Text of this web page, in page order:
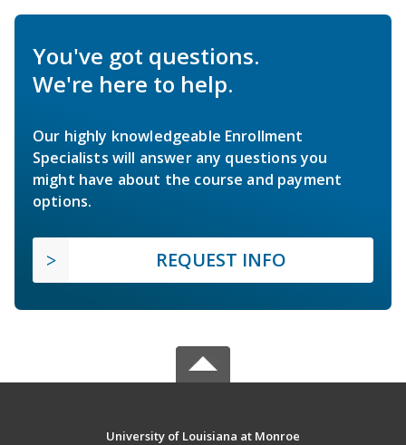
You've got questions.
We're here to help.
Our highly knowledgeable Enrollment
Specialists will answer any questions you
might have about the course and payment
options.
REQUEST INFO
University of Louisiana at Monroe